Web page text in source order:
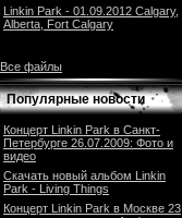
Linkin Park - 01.09.2012 Calgary,
Alberta, Fort Calgary
Все файлы
Популярные новости
Концерт Linkin Park в Санкт-
Петербурге 26.07.2009: Фото и
видео
Скачать новый альбом Linkin
Park - Living Things
Концерт Linkin Park в Москве 23